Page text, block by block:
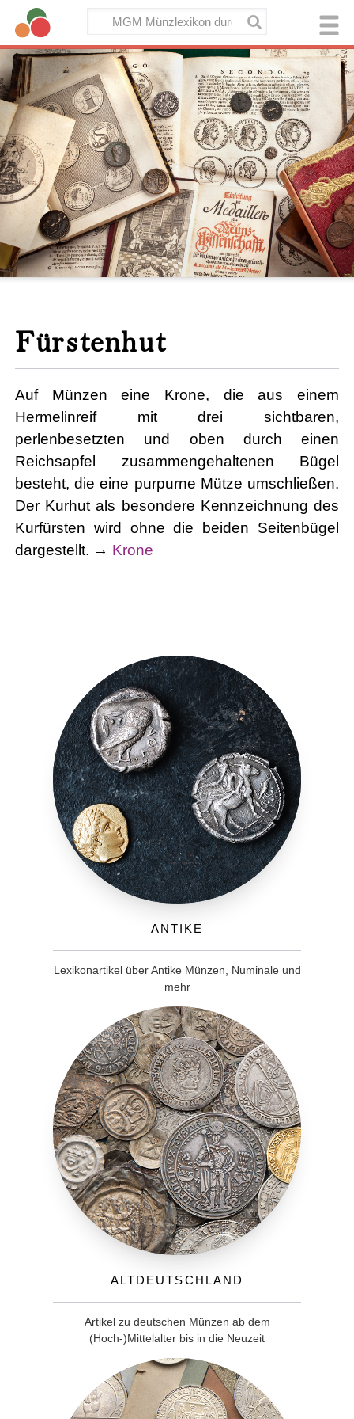
Fürstenhut
Auf Münzen eine Krone, die aus einem
Hermelinreif mit drei sichtbaren,
perlenbesetzten und oben durch einen
Reichsapfel zusammengehaltenen Bügel
besteht, die eine purpurne Mütze umschließen.
Der Kurhut als besondere Kennzeichnung des
Kurfürsten wird ohne die beiden Seitenbügel
dargestellt. → Krone
Antike
Lexikonartikel über Antike Münzen, Numinale und
mehr
Altdeutschland
Artikel zu deutschen Münzen ab dem
(Hoch-)Mittelalter bis in die Neuzeit